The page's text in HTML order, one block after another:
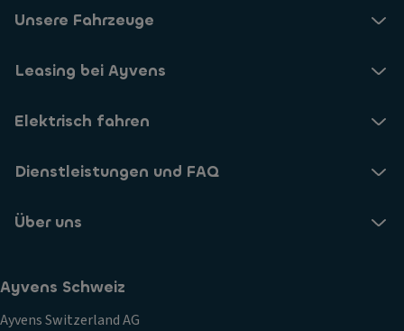
Unsere Fahrzeuge
Leasing bei Ayvens
Elektrisch fahren
Dienstleistungen und FAQ
Über uns
Ayvens Schweiz
Ayvens Switzerland AG